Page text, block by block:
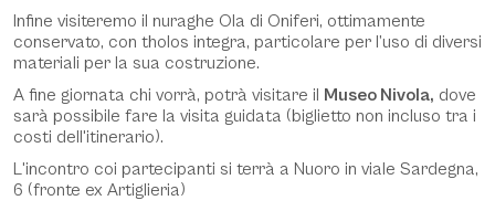
Infine visiteremo il nuraghe Ola di Oniferi, ottimamente
conservato, con tholos integra, particolare per l’uso di diversi
materiali per la sua costruzione.
A fine giornata chi vorrà, potrà visitare il Museo Nivola, dove
sarà possibile fare la visita guidata (biglietto non incluso tra i
costi dell'itinerario).
L'incontro coi partecipanti si terrà a Nuoro in viale Sardegna,
6 (fronte ex Artiglieria)